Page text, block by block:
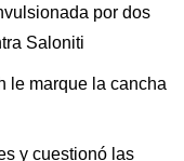
por dos
Saloniti
le marque la cancha
y cuestionó las